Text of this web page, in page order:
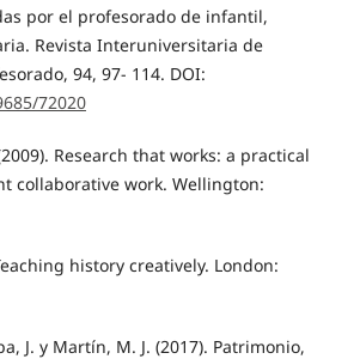
por el profesorado de infantil,
Revista Interuniversitaria de
94, 97- 114. DOI:
72020
Research that works: a practical
collaborative work. Wellington:
history creatively. London:
J. y Martín, M. J. (2017). Patrimonio,